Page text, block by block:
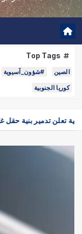
Top Tags
#شؤون_آسيوية
الجنوبية
في مقاطعة سومي (فيديو)